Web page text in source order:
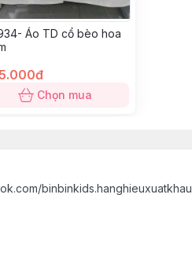
Áo TD cổ bèo hoa
Chọn mua
binbinkids.hanghieuxuatkhau